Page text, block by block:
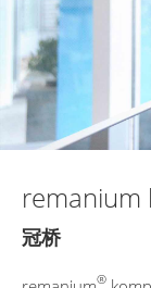
remanium
冠桥
®